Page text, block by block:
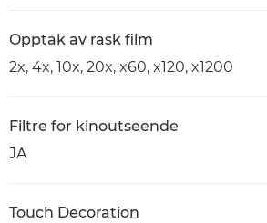
Opptak av rask film
2x, 4x, 10x, 20x, x60, x120, x1200
Filtre for kinoutseende
JA
Touch Decoration